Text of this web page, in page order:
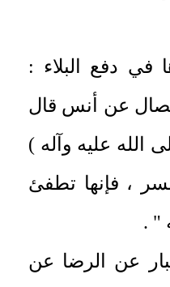
في دفع البلاء :
عن أنس قال
الله عليه وآله )
، فإنها تطفئ
" .
عن الرضا عن